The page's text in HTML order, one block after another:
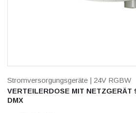
Stromversorgungsgeräte | 24V RGBW
VERTEILERDOSE MIT NETZGERÄT
DMX